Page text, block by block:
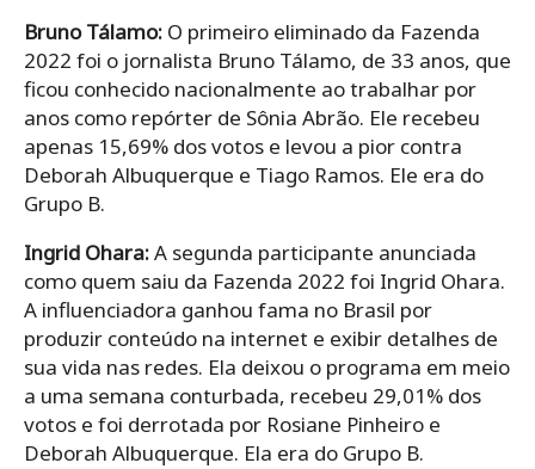
Bruno Tálamo: O primeiro eliminado da Fazenda
2022 foi o jornalista Bruno Tálamo, de 33 anos, que
ficou conhecido nacionalmente ao trabalhar por
anos como repórter de Sônia Abrão. Ele recebeu
apenas 15,69% dos votos e levou a pior contra
Deborah Albuquerque e Tiago Ramos. Ele era do
Grupo B.
Ingrid Ohara:A segunda participante anunciada
como quem saiu da Fazenda 2022 foi Ingrid Ohara.
A influenciadora ganhou fama no Brasil por
produzir conteúdo na internet e exibir detalhes de
sua vida nas redes. Ela deixou o programa em meio
a uma semana conturbada, recebeu 29,01% dos
votos e foi derrotada por Rosiane Pinheiro e
Deborah Albuquerque. Ela era do Grupo B.